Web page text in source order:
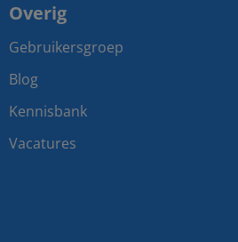
Overig
Gebruikersgroep
Blog
Kennisbank
Vacatures